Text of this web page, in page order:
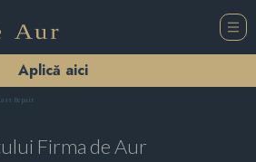
Aplică aici
Repair
Firma de Aur